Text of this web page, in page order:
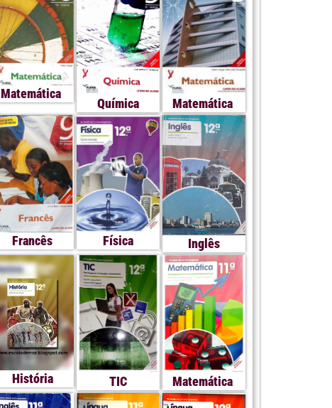
Matemática
Química Matemática
Francês Física Inglês
História TIC Matemática